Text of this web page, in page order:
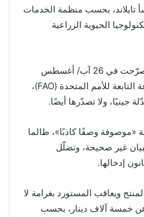
تايلاند، بحسب منظمة الخدمات
الحيوية الزراعية
المفارقة أن تايلند كانت قد صرّحت في 26 آب/ أغسطس
2016 لمنظمة الغذاء والزراعة التابعة للأمم المتحدة (FAO)،
جينيًا، ولا تصدّرها أيضًا.
«موصوفة وصفًا كاذبًا»، طالما
غير صحيحة، وتضلّل
إدخالها.
ويعاقب المستورد بغرامة لا
عن خمسة آلاف دينار، بحسب